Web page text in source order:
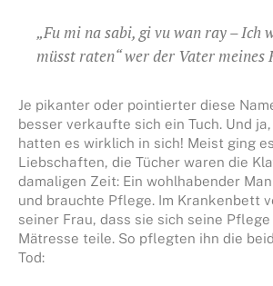
„Fu mi na sabi, gi vu wan ray – Ich
müsst raten“ wer der Vater meines
Je pikanter oder pointierter diese
besser verkaufte sich ein Tuch. Und
hatten es wirklich in sich! Meist ging
Liebschaften, die Tücher waren die
damaligen Zeit: Ein wohlhabender
und brauchte Pflege. Im Krankenbett
seiner Frau, dass sie sich seine
Mätresse teile. So pflegten ihn die
Tod: